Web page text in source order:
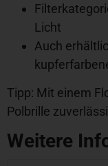
Licht
Auch
Tipp: Mit einem
Polbrille
Weitere